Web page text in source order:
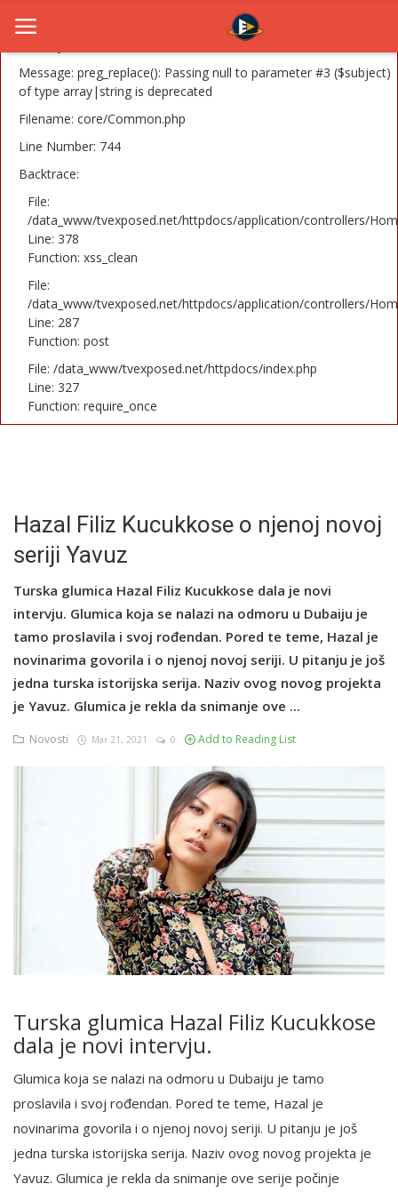
A PHP Error was encountered
Message: preg_replace(): Passing null to parameter #3 ($subject)
of type array|string is deprecated
Filename: core/Common.php
Line Number: 744
Backtrace:
File:
/data_www/tvexposed.net/httpdocs/application/controllers/
Line: 378
Function: xss_clean
File:
/data_www/tvexposed.net/httpdocs/application/controllers/
Line: 287
Function: post
File: /data_www/tvexposed.net/httpdocs/index.php
Line: 327
Function: require_once
Home
TV Serije
Filmovi
Glumci
Contact
Register
Hazal Filiz Kucukkose o njenoj novoj
seriji Yavuz
Turska glumica Hazal Filiz Kucukkose dala je novi
intervju. Glumica koja se nalazi na odmoru u Dubaiju je
tamo proslavila i svoj rođendan. Pored te teme, Hazal je
novinarima govorila i o njenoj novoj seriji. U pitanju je još
jedna turska istorijska serija. Naziv ovog novog projekta
je Yavuz. Glumica je rekla da snimanje ove ...
Novosti Mar 21, 2021 0 Add to Reading List
Turska glumica Hazal Filiz Kucukkose
dala je novi intervju.
Glumica koja se nalazi na odmoru u Dubaiju je tamo
proslavila i svoj rođendan. Pored te teme, Hazal je
novinarima govorila i o njenoj novoj seriji. U pitanju je još
jedna turska istorijska serija. Naziv ovog novog projekta je
Yavuz. Glumica je rekla da snimanje ove serije počinje